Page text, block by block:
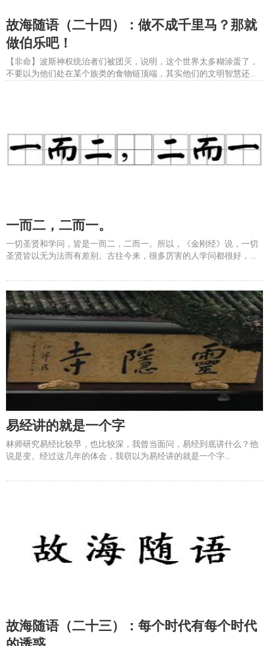
故海随语（二十四）：做不成千里马？那就
做伯乐吧！
【非命】波斯神权统治者们被团灭，说明，这个世界太多糊涂蛋了，
不要以为他们处在某个族类的食物链顶端，其实他们的文明智慧还有
一而二，二而一。
一切圣贤和学问，皆是一而二，二而一。所以，《金刚经》说，一切
圣贤皆以无为法而有差别。古往今来，很多厉害的人学问都很好，写
啊，朱熹啊，都没有脱离这个&ldquo;有为法&rdquo;，进入&ldquo;无
为法&rdquo;的境界，还称不上一代宗师。孔子
易经讲的就是一个字
林师研究易经比较早，也比较深，我曾当面问，易经到底讲什么？他
说是变。经过这几年的体会，我窃以为易经讲的就是一个字
怎么应变呢？关键就在一个义字。即合适的时间，合适的身位，合适
故海随语（二十三）：每个时代有每个时代